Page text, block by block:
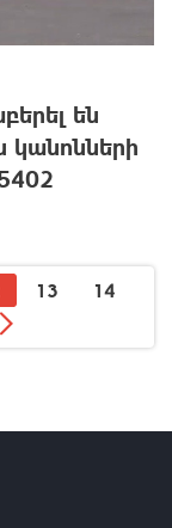
են
կանոնների
13
14